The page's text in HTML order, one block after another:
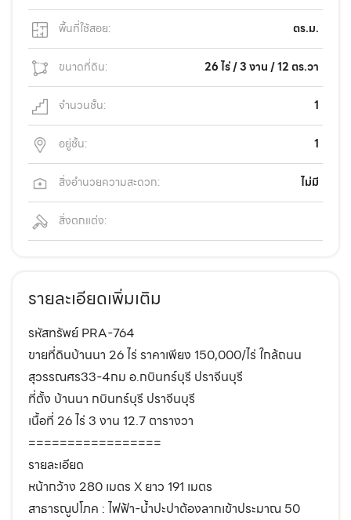
พื้นที่ใช้สอย: ตร.ม.
ขนาดที่ดิน: 26 ไร่ / 3 งาน / 12 ตร.วา
จำนวนชั้น: 1
อยู่ชั้น: 1
สิ่งอำนวยความสะดวก: ไม่มี
สิ่งตกแต่ง:
รายละเอียดเพิ่มเติม
รหัสทรัพย์ PRA-764
ขายที่ดินบ้านนา 26 ไร่ ราคาเพียง 150,000/ไร่ ใกล้ถนน
สุวรรณศร33-4กม อ.กบินทร์บุรี ปราจีนบุรี
ที่ตั้ง บ้านนา กบินทร์บุรี ปราจีนบุรี
เนื้อที่ 26 ไร่ 3 งาน 12.7 ตารางวา
=================
รายละเอียด
หน้ากว้าง 280 เมตร X ยาว 191 เมตร
สาธารณูปโภค : ไฟฟ้า-น้ำปะปาต้องลากเข้าประมาณ 50